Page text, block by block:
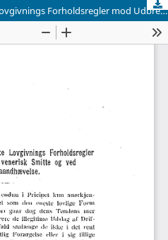
En Mangel ved den norske Lovgivnings Forholdsregler mod Udbredelse af venerisk Smitte og ved deres Haandhævelse.